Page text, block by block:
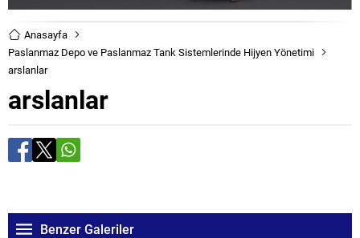
Anasayfa
Paslanmaz Depo ve Paslanmaz Tank Sistemlerinde Hijyen Yönetimi
arslanlar
arslanlar
Benzer Galeriler